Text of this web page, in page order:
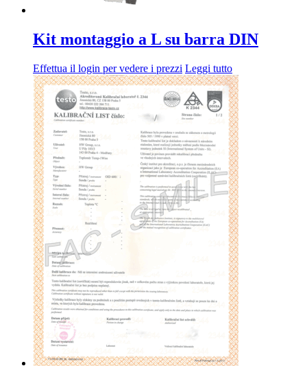
Kit montaggio a L su barra DIN
Effettua il login per vedere i prezzi Leggi tutto